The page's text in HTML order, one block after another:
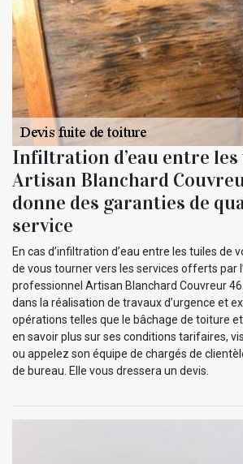
Infiltration d’eau entre les
Artisan Blanchard
donne des garanties de
service
En cas d’infiltration d’eau entre les tuiles de
de vous tourner vers les services offerts par
professionnel Artisan Blanchard Couvreur
dans la réalisation de travaux d’urgence et
opérations telles que le bâchage de toiture
en savoir plus sur ses conditions tarifaires,
ou appelez son équipe de chargés de
de bureau. Elle vous dressera un devis.